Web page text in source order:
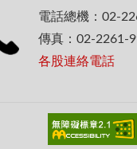
電話總機：02-
傳真：02-2261-
各股連絡電話